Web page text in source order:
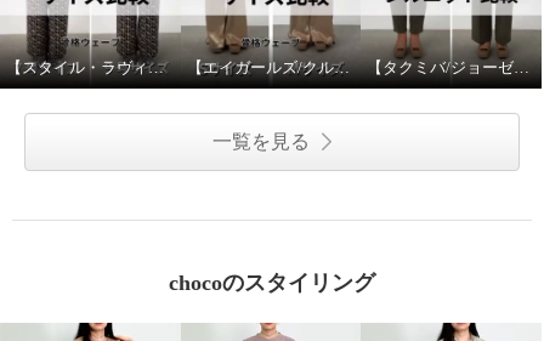
タマミ ワタナベ スプリングウ
タマミ ワタナベ スプリングウ
ェーブ ニットカーディガン
【スタイル・ラヴィー/チュニックプルオーバー】サイズ比較 【エイガールズ/クルーネックプルオーバー】サイズ比較 【タクミバ/ジョーゼットパンツ】シルエット比較
一覧を見る
chocoのスタイリング